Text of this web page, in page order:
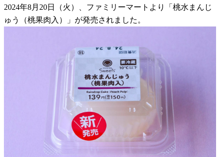
2024年8月20日（火）、ファミリーマートより「桃水まんじ
ゅう（桃果肉入）」が発売されました。